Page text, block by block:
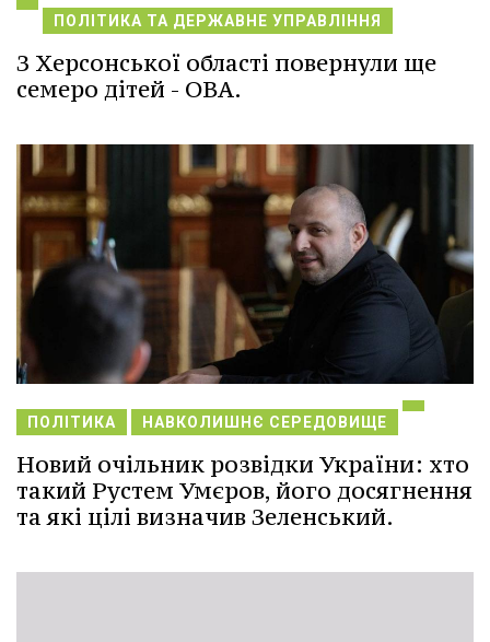
ПОЛІТИКА ТА ДЕРЖАВНЕ УПРАВЛІННЯ
З Херсонської області повернули ще
семеро дітей - ОВА.
ПОЛІТИКА НАВКОЛИШНЄ СЕРЕДОВИЩЕ
Новий очільник розвідки України: хто
такий Рустем Умєров, його досягнення
та які цілі визначив Зеленський.